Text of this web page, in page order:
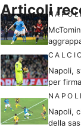
Articoli
Napoli,
per
Napoli,
della